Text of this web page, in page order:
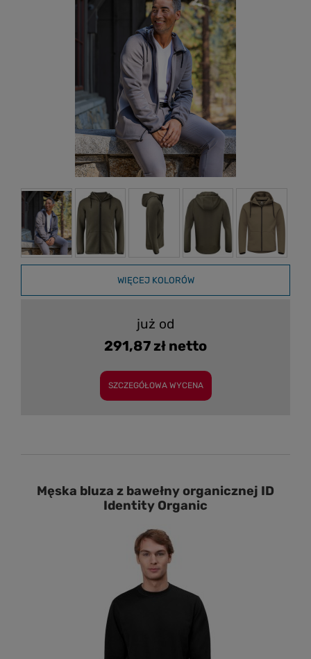
WIĘCEJ KOLORÓW
już od
291,87 zł netto
SZCZEGÓŁOWA WYCENA
Męska bluza z bawełny organicznej ID
Identity Organic